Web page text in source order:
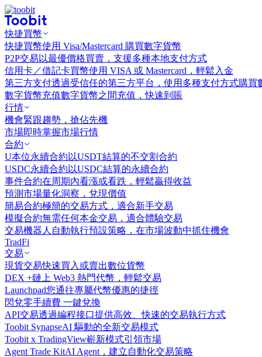
快捷買幣
快捷買幣使用 Visa/Mastercard 購買數字貨幣
P2P交易 以最優價格買賣，支援多種本地支付方式
信用卡／借記卡買幣使用 VISA 或 Mastercard，輕鬆入金
第三方支付透過受信任的第三方平台，使用多種支付方式購買
數字貨幣充值數字貨幣之間充值，快速到賬
行情
機會緊跟趨勢，搶佔先機
市場即時掌握市場行情
合約
U本位永續合約 以USDT結算的不交割合約
USDC永續合約 以USDC結算的永續合約
事件合約在周期內看漲或看跌，輕鬆贏得收益
預測市場量化洞察，兌現價值
簡易合約極簡的交易方式，適合新手交易
模擬合約無需任何本金交易，適合體驗交易
交易機器人 自動執行預設策略，在市場波動中抓住機會
TradFi
交易
現貨交易快速買入或賣出數位貨幣
DEX +鏈上 Web3 熱門代幣，輕鬆交易
Launchpad您通往專屬代幣優惠的捷徑
閃兌零手續費 一鍵兌換
API交易透過編程接口提供高效、快速的交易執行方式
Toobit SynapseAI 驅動的全新交易模式
Toobit x TradingView嶄新模式引領市場
Agent Trade KitAI Agent，建立自動化交易策略